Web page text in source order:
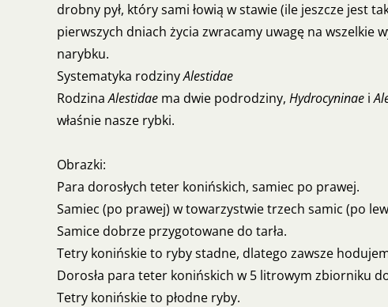
drobny pył, który sami łowią w stawie (ile jeszcze jest
pierwszych dniach życia zwracamy uwagę na
narybku.
Systematyka rodzinyAlestidae
RodzinaAlestidae ma dwie podrodziny, Hydrocyninae i
właśnie nasze rybki.
Obrazki:
Para dorosłych teter konińskich, samiec po prawej.
Samiec (po prawej) w towarzystwie trzech samic (po
Samice dobrze przygotowane do tarła.
Tetry konińskie to ryby stadne, dlatego zawsze
Dorosła para teter konińskich w 5 litrowym zbiorniku
Tetry konińskie to płodne ryby.